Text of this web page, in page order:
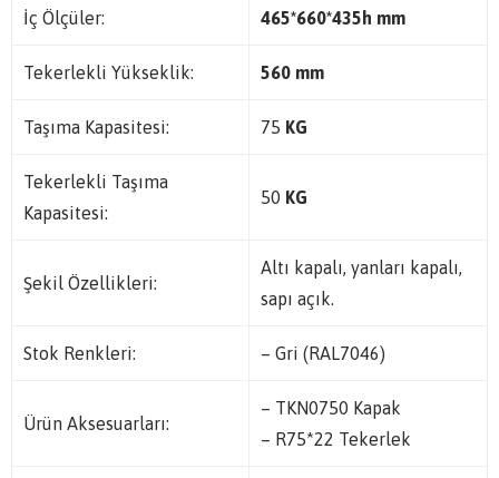
İç Ölçüler: 465*660*435h mm
Tekerlekli Yükseklik: 560 mm
Taşıma Kapasitesi: 75 KG
Tekerlekli Taşıma
Kapasitesi:
50 KG
Şekil Özellikleri:
Altı kapalı, yanları kapalı,
sapı açık.
Stok Renkleri: – Gri (RAL7046)
Ürün Aksesuarları:
– TKN0750 Kapak
– R75*22 Tekerlek